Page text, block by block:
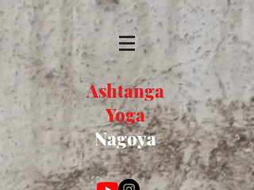
Ashtanga
Yoga
Nagoya